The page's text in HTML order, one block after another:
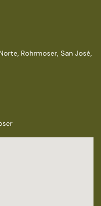
Rohrmoser, San José,